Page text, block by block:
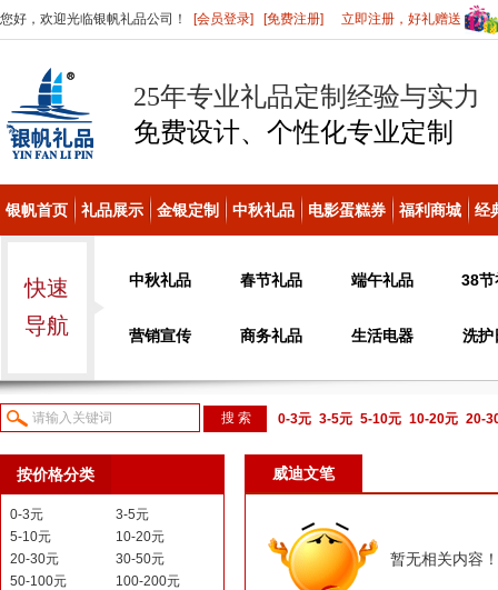
您好，欢迎光临银帆礼品公司！ [会员登录] [免费注册] 立即注册，好礼赠送
25年专业礼品定制经验与实力
免费设计、个性化专业定制
银帆首页 礼品展示 金银定制 中秋礼品 电影蛋糕券 福利商城 经
快速
导航
中秋礼品 春节礼品 端午礼品 38节
营销宣传 商务礼品 生活电器 洗护
0-3元 3-5元 5-10元 10-20元 20-
议或电话咨询
按价格分类
0-3元
3-5元
5-10元
10-20元
20-30元
30-50元
50-100元
100-200元
威迪文笔
暂无相关内容！